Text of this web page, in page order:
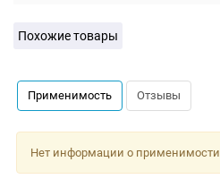
Похожие товары
Применимость Отзывы
Нет информации о применимости